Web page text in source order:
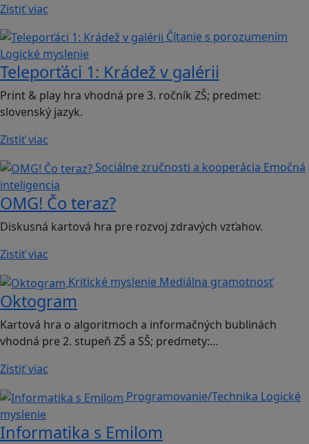
Zistiť viac
Čítanie s porozumením
Logické myslenie
Teleporťáci 1: Krádež v galérii
Print & play hra vhodná pre 3. ročník ZŠ; predmet:
slovenský jazyk.
Zistiť viac
Sociálne zručnosti a kooperácia Emočná
inteligencia
OMG! Čo teraz?
Diskusná kartová hra pre rozvoj zdravých vzťahov.
Zistiť viac
Kritické myslenie Mediálna gramotnosť
Oktogram
Kartová hra o algoritmoch a informačných bublinách
vhodná pre 2. stupeň ZŠ a SŠ; predmety:…
Zistiť viac
Programovanie/Technika Logické
myslenie
Informatika s Emilom